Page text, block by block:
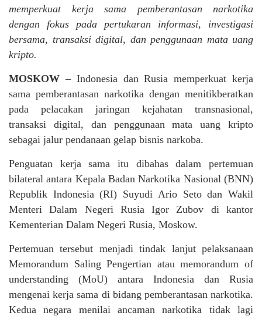
memperkuat kerja sama pemberantasan narkotika
dengan fokus pada pertukaran informasi, investigasi
bersama, transaksi digital, dan penggunaan mata uang
kripto.
MOSKOW – Indonesia dan Rusia memperkuat kerja
sama pemberantasan narkotika dengan menitikberatkan
pada pelacakan jaringan kejahatan transnasional,
transaksi digital, dan penggunaan mata uang kripto
sebagai jalur pendanaan gelap bisnis narkoba.
Penguatan kerja sama itu dibahas dalam pertemuan
bilateral antara Kepala Badan Narkotika Nasional (BNN)
Republik Indonesia (RI) Suyudi Ario Seto dan Wakil
Menteri Dalam Negeri Rusia Igor Zubov di kantor
Kementerian Dalam Negeri Rusia, Moskow.
Pertemuan tersebut menjadi tindak lanjut pelaksanaan
Memorandum Saling Pengertian atau memorandum of
understanding (MoU) antara Indonesia dan Rusia
mengenai kerja sama di bidang pemberantasan narkotika.
Kedua negara menilai ancaman narkotika tidak lagi